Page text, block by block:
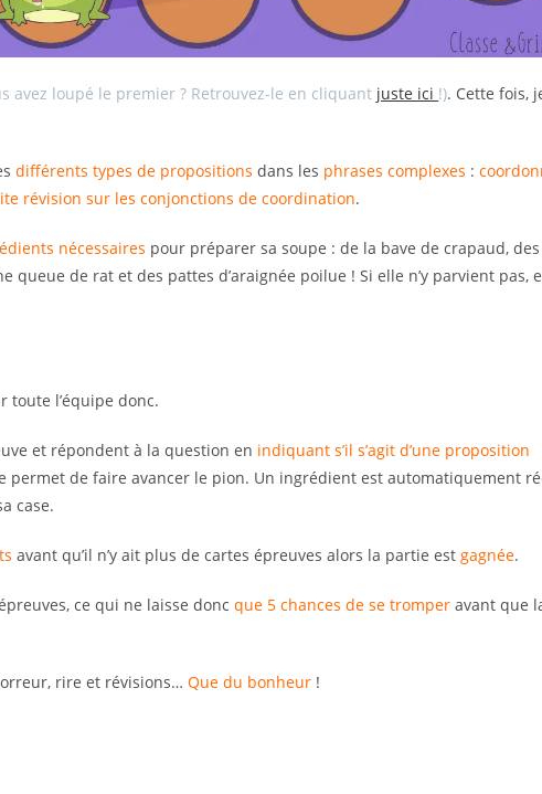
avez loupé le premier ? Retrouvez-le en cliquant juste ici !). Cette fois,
différents types de propositions dans les phrases complexes :
révision sur les conjonctions de coordination.
nécessaires pour préparer sa soupe : de la bave de crapaud, des
de rat et des pattes d’araignée poilue ! Si elle n’y parvient pas,
toute l’équipe donc.
et répondent à la question en indiquant s’il s’agit d’une proposition
permet de faire avancer le pion. Un ingrédient est automatiquement
case.
avant qu’il n’y ait plus de cartes épreuves alors la partie estgagnée.
ce qui ne laisse doncque 5 chances de se tromperavant que
rire et révisions…Que du bonheur !